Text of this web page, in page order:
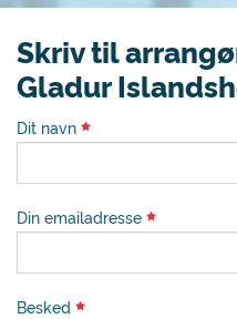
Skriv til
Gladur
Dit navn
Din emailadresse
Besked